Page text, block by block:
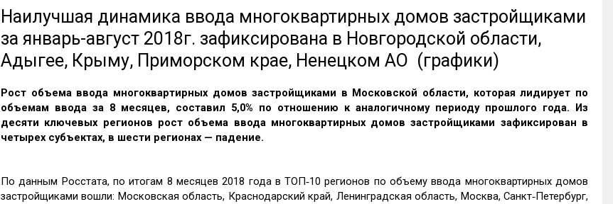
Наилучшая динамика ввода многоквартирных домов застройщиками
за январь-август 2018г. зафиксирована в Новгородской области,
Адыгее, Крыму, Приморском крае, Ненецком АО (графики)
Рост объема ввода многоквартирных домов застройщиками в Московской области, которая лидирует по
объемам ввода за 8 месяцев, составил 5,0% по отношению к аналогичному периоду прошлого года. Из
десяти ключевых регионов рост объема ввода многоквартирных домов застройщиками зафиксирован в
четырех субъектах, в шести регионах — падение.
По данным Росстата, по итогам 8 месяцев 2018 года в ТОП‑10 регионов по объему ввода многоквартирных домов
застройщиками вошли: Московская область, Краснодарский край, Ленинградская область, Москва, Санкт‑Петербург,